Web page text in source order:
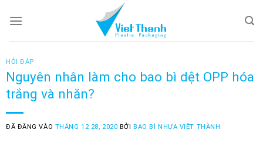
HỎI ĐÁP
Nguyên nhân làm cho bao bì dệt OPP hóa
trắng và nhăn?
ĐÃ ĐĂNG VÀO THÁNG 12 28, 2020 BỞIBAO BÌ NHỰA VIỆT THÀNH